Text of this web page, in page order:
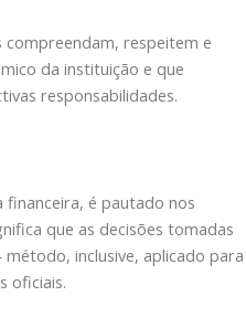
compreendam, respeitem e
da instituição e que
responsabilidades.
é pautado nos
que as decisões tomadas
inclusive, aplicado para
oficiais.